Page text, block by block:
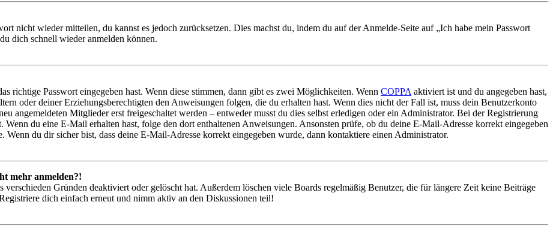
nicht wieder mitteilen, du kannst es jedoch zurücksetzen. Dies machst du, indem du auf der Anmelde-Seite auf „Ich habe mein Passwort
dich schnell wieder anmelden können.
richtige Passwort eingegeben hast. Wenn diese stimmen, dann gibt es zwei Möglichkeiten. Wenn COPPA aktiviert ist und du angegeben hast,
oder deiner Erziehungsberechtigten den Anweisungen folgen, die du erhalten hast. Wenn dies nicht der Fall ist, muss dein Benutzerkonto
angemeldeten Mitglieder erst freigeschaltet werden – entweder musst du dies selbst erledigen oder ein Administrator. Bei der Registrierung
du eine E-Mail erhalten hast, folge den dort enthaltenen Anweisungen. Ansonsten prüfe, ob du deine E-Mail-Adresse korrekt eingegeben
du dir sicher bist, dass deine E-Mail-Adresse korrekt eingegeben wurde, dann kontaktiere einen Administrator.
mehr anmelden?!
Gründen deaktiviert oder gelöscht hat. Außerdem löschen viele Boards regelmäßig Benutzer, die für längere Zeit keine Beiträge
dich einfach erneut und nimm aktiv an den Diskussionen teil!